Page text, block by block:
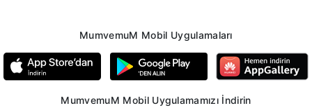
MumvemuM Mobil Uygulamaları
MumvemuM Mobil Uygulamamızı İndirin